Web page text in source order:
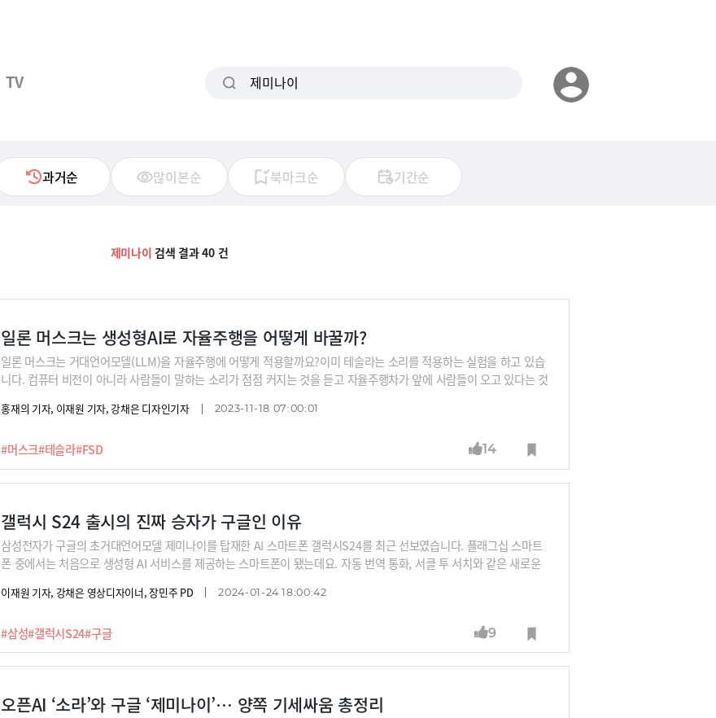
TV
과거순 많이본순 북마크순 기간순
제미나이 검색 결과 40 건
일론 머스크는 생성형AI로 자율주행을 어떻게 바꿀까?
#머스크#테슬라#FSD
일론 머스크는 거대언어모델(LLM)을 자율주행에 어떻게 적용할까요?이미 테슬라는 소리를 적용하는 실험을 하고 있습
니다. 컴퓨터 비전이 아니라 사람들이 말하는 소리가 점점 커지는 것을 듣고 자율주행차가 앞에 사람들이 오고 있다는 것
있어서 LLM이 핵심 역할을, 컴퓨터 비전이 보조적인 역할을 할 수도 있을 거라는 분석입니다.이와 함께 12월에 발표예
홍재의 기자, 이재원 기자, 강채은 디자인기자 2023-11-18 07:00:01
14
갤럭시 S24 출시의 진짜 승자가 구글인 이유
#삼성#갤럭시S24#구글
삼성전자가 구글의 초거대언어모델 제미나이를 탑재한 AI 스마트폰 갤럭시S24를 최근 선보였습니다. 플래그십 스마트
폰 중에서는 처음으로 생성형 AI 서비스를 제공하는 스마트폰이 됐는데요. 자동 번역 통화, 서클 투 서치와 같은 새로운
있습니다. 지난해 속속 등장했던 LLM들이 집, 즉 자신만의 하드웨어를 찾는 경쟁이 시작됐다는 것이죠. 이 경쟁에 어떤
이재원 기자, 강채은 영상디자이너, 장민주 PD 2024-01-24 18:00:42
9
오픈AI ‘소라’와 구글 ‘제미나이’… 양쪽 기세싸움 총정리